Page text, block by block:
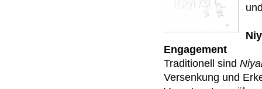
Engagement
Traditionell sind
Versenkung und